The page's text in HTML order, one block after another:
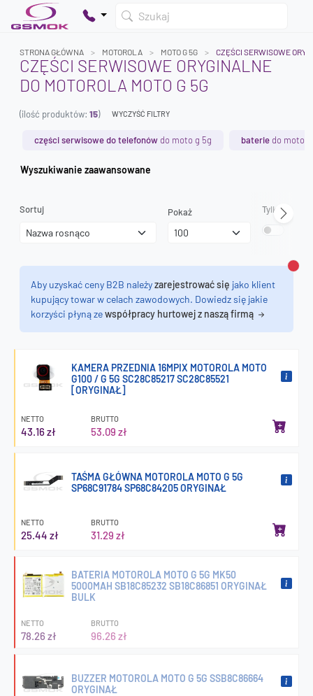
Szukaj
Dodaj produkty, aby kontynuować.
STRONA GŁÓWNA MOTOROLA MOTO G 5G CZĘŚCI SERWISOWE
CZĘŚCI SERWISOWE ORYGINALNE
DO MOTOROLA MOTO G 5G
(ilość produktów: 15) WYCZYŚĆ FILTRY
części serwisowe do telefonów do moto g 5g baterie do moto
Wyszukiwanie zaawansowane
Sortuj Pokaż Tylko
Aby uzyskać ceny B2B należyzarejestrować się jako klient
kupujący towar w celach zawodowych. Dowiedz się jakie
korzyści płyną zewspółpracy hurtowej z naszą firmą
KAMERA PRZEDNIA 16MPIX MOTOROLA MOTO
G100 / G 5G SC28C85217 SC28C85521
[ORYGINAŁ]
NETTO
43.16 zł
BRUTTO
53.09 zł
TAŚMA GŁÓWNA MOTOROLA MOTO G 5G
SP68C91784 SP68C84205 ORYGINAŁ
NETTO
25.44 zł
BRUTTO
31.29 zł
BATERIA MOTOROLA MOTO G 5G MK50
5000MAH SB18C85232 SB18C86851 ORYGINAŁ
BULK
NETTO
78.26 zł
BRUTTO
96.26 zł
BUZZER MOTOROLA MOTO G 5G SSB8C86664
ORYGINAŁ